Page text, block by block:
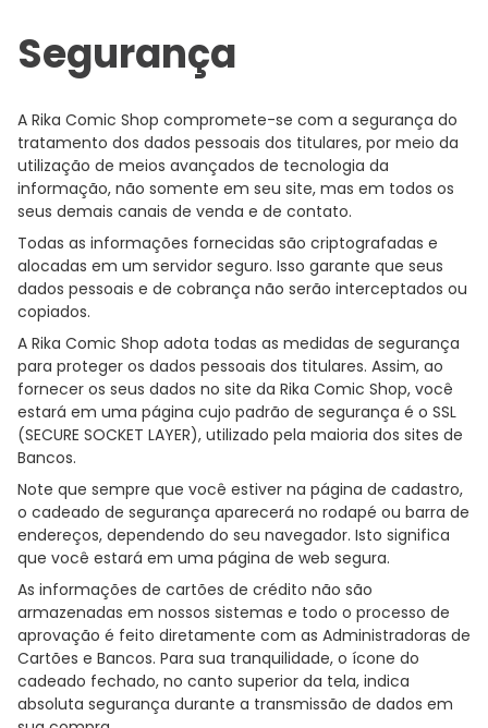
Segurança
A Rika Comic Shop compromete-se com a segurança do
tratamento dos dados pessoais dos titulares, por meio da
utilização de meios avançados de tecnologia da
informação, não somente em seu site, mas em todos os
seus demais canais de venda e de contato.
Todas as informações fornecidas são criptografadas e
alocadas em um servidor seguro. Isso garante que seus
dados pessoais e de cobrança não serão interceptados ou
copiados.
A Rika Comic Shop adota todas as medidas de segurança
para proteger os dados pessoais dos titulares. Assim, ao
fornecer os seus dados no site da Rika Comic Shop, você
estará em uma página cujo padrão de segurança é o SSL
(SECURE SOCKET LAYER), utilizado pela maioria dos sites de
Bancos.
Note que sempre que você estiver na página de cadastro,
o cadeado de segurança aparecerá no rodapé ou barra de
endereços, dependendo do seu navegador. Isto significa
que você estará em uma página de web segura.
As informações de cartões de crédito não são
armazenadas em nossos sistemas e todo o processo de
aprovação é feito diretamente com as Administradoras de
Cartões e Bancos. Para sua tranquilidade, o ícone do
cadeado fechado, no canto superior da tela, indica
absoluta segurança durante a transmissão de dados em